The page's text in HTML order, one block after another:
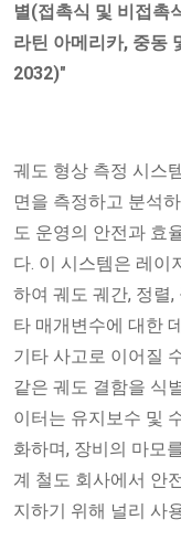
별(접촉식 및 비접촉
라틴 아메리카, 중동
2032)"
궤도 형상 측정 시스
면을 측정하고 분석
도 운영의 안전과 효
다. 이 시스템은 레이
하여 궤도 궤간, 정렬
타 매개변수에 대한
기타 사고로 이어질
같은 궤도 결함을 식
이터는 유지보수 및
화하며, 장비의 마모
계 철도 회사에서 안
지하기 위해 널리 사